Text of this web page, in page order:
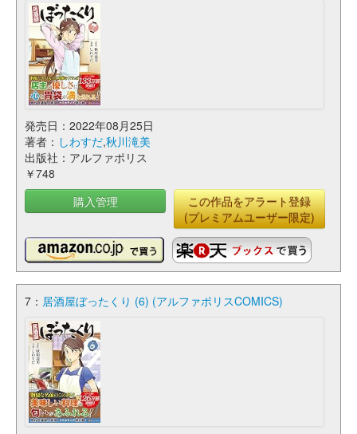
発売日：2022年08月25日
著者： しわすだ,秋川滝美
出版社：アルファポリス
￥748
購入管理
この作品をアラート登録
(プレミアムユーザー限定)
7： 居酒屋ぼったくり (6) (アルファポリスCOMICS)